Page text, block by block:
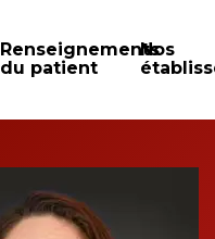
Renseignements
du patient
Nos